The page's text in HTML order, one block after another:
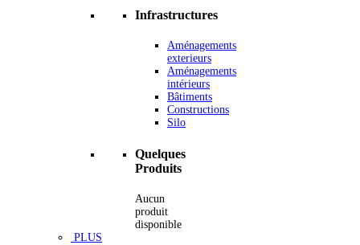
Infrastructures
Aménagements
exterieurs
Aménagements
intérieurs
Bâtiments
Constructions
Silo
Quelques
Produits
Aucun
produit
disponible
PLUS